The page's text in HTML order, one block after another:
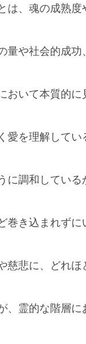
は、魂の成熟度
量や社会的成功
おいて本質的
愛を理解してい
に調和している
巻き込まれずに
慈悲に、どれほ
、霊的な階層に